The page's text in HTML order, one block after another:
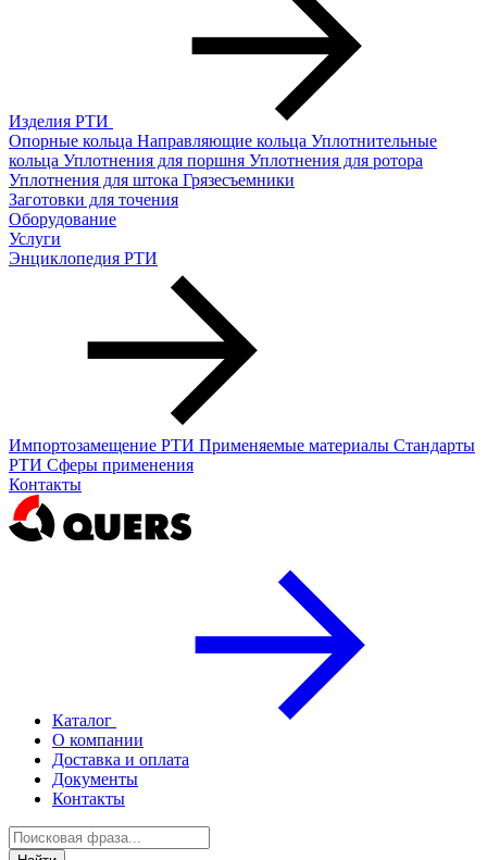
Изделия РТИ
Опорные кольца Направляющие кольца Уплотнительные
кольца Уплотнения для поршня Уплотнения для ротора
Уплотнения для штока Грязесъемники
Заготовки для точения
Оборудование
Услуги
Энциклопедия РТИ
Импортозамещение РТИ Применяемые материалы Стандарты
РТИ Сферы применения
Контакты
Каталог
О компании
Доставка и оплата
Документы
Контакты